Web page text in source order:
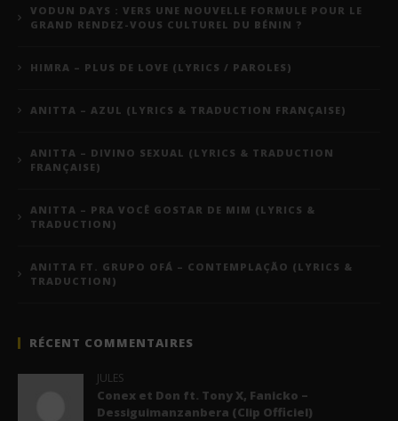
VODUN DAYS : VERS UNE NOUVELLE FORMULE POUR LE
GRAND RENDEZ-VOUS CULTUREL DU BÉNIN ?
HIMRA – PLUS DE LOVE (LYRICS / PAROLES)
ANITTA – AZUL (LYRICS & TRADUCTION FRANÇAISE)
ANITTA – DIVINO SEXUAL (LYRICS & TRADUCTION
FRANÇAISE)
ANITTA – PRA VOCÊ GOSTAR DE MIM (LYRICS &
TRADUCTION)
ANITTA FT. GRUPO OFÁ – CONTEMPLAÇÃO (LYRICS &
TRADUCTION)
RÉCENT COMMENTAIRES
JULES
Conex et Don ft. Tony X, Fanicko –
Dessiguimanzanbera (Clip Officiel)